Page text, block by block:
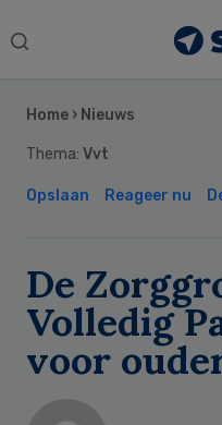
Search
Home › Nieuws
Thema: Vvt
Opslaan Reageer nu
De
Volledig
voor
Sidebar